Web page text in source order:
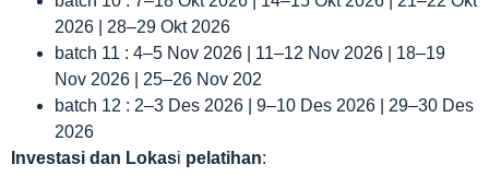
2026 | 28–29 Okt 2026
batch 11 : 4–5 Nov 2026 | 11–12 Nov 2026 | 18–19
Nov 2026 | 25–26 Nov 202
batch 12 : 2–3 Des 2026 | 9–10 Des 2026 | 29–30 Des
2026
Investasi dan Lokasi pelatihan: